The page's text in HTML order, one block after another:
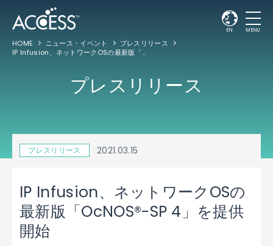
EN MENU
HOME ニュース・イベント
プレスリリース
IP Infusion、ネットワークOSの最新版「OcNOS®-SP 4」を提供開始
プレスリリース
プレスリリース 2021.03.15
IP Infusion、ネットワークOSの
最新版「OcNOS®-SP 4」を提供
開始